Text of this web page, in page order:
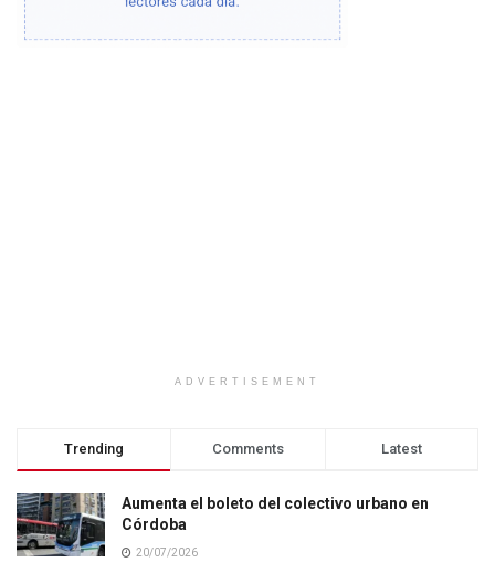
ADVERTISEMENT
Trending Comments Latest
Aumenta el boleto del colectivo urbano en
Córdoba
20/07/2026